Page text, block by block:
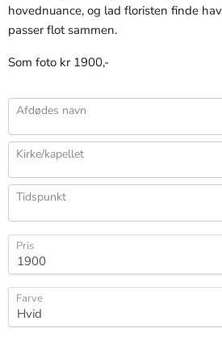
hovednuance, og lad floristen finde
passer flot sammen.
Som foto kr 1900,-
Afdødes navn
Kirke/kapellet
Tidspunkt
Pris
Farve